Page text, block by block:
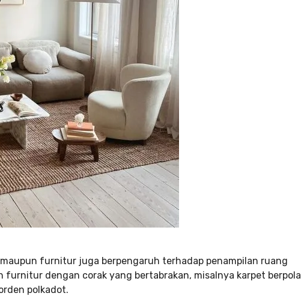
furnitur juga berpengaruh terhadap penampilan ruang
furnitur dengan corak yang bertabrakan, misalnya karpet berpola
polkadot.